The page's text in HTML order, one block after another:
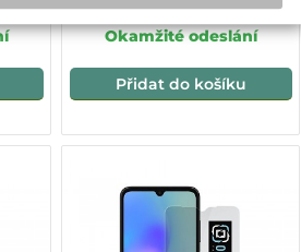
Okamžité odeslání
Přidat do košíku